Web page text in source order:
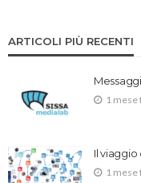
ARTICOLI PIÙ RECENTI
1 mese
Il
1 mese